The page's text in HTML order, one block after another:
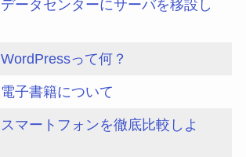
データセンターにサーバを移設し
WordPressって何？
電子書籍について
スマートフォンを徹底比較しよ